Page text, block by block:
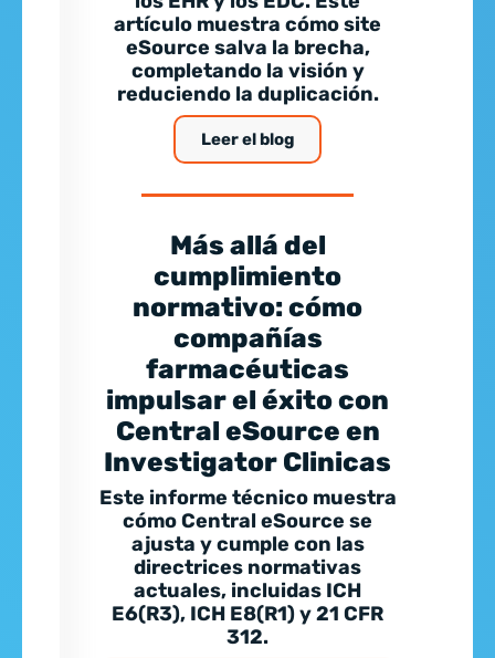
artículo muestra cómo site
eSource salva la brecha,
completando la visión y
reduciendo la duplicación.
Leer el blog
Más allá del
cumplimiento
normativo: cómo
compañías
farmacéuticas
impulsar el éxito con
Central eSource en
Investigator Clinicas
Este informe técnico muestra
cómo Central eSource se
ajusta y cumple con las
directrices normativas
actuales, incluidas ICH
E6(R3), ICH E8(R1) y 21 CFR
312.